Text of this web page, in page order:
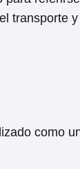
transporte
como